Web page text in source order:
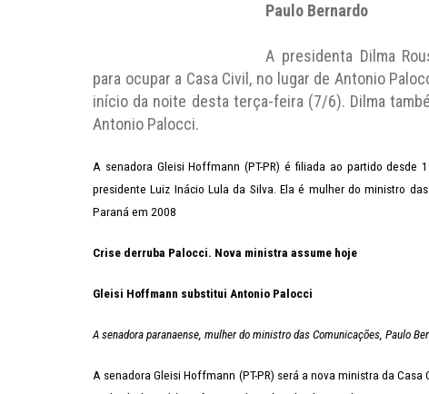
Paulo Bernardo
A presidenta Dilma
para ocupar a Casa Civil, no lugar de Antonio
início da noite desta terça-feira (7/6). Dilma
Antonio Palocci.
A senadora Gleisi Hoffmann (PT-PR) é filiada ao partido
presidente Luiz Inácio Lula da Silva. Ela é mulher do ministro
Paraná em 2008
Crise derruba Palocci. Nova ministra assume hoje
Gleisi Hoffmann substitui Antonio Palocci
A senadora paranaense, mulher do ministro das Comunicações, Paulo
A senadora Gleisi Hoffmann (PT-PR) será a nova ministra da